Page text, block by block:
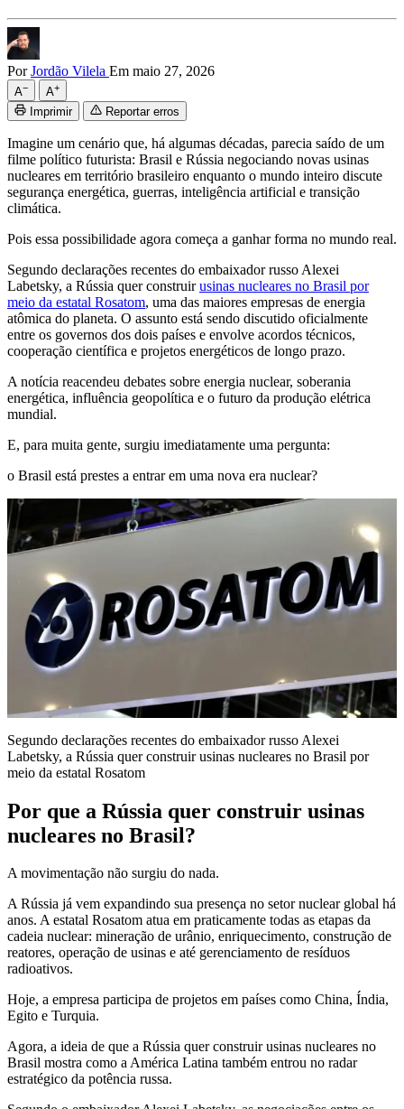
PorJordão Vilela Em maio 27, 2026
A− A+
Imprimir Reportar erros
Imagine um cenário que, há algumas décadas, parecia saído de um
filme político futurista: Brasil e Rússia negociando novas usinas
nucleares em território brasileiro enquanto o mundo inteiro discute
segurança energética, guerras, inteligência artificial e transição
climática.
Pois essa possibilidade agora começa a ganhar forma no mundo real.
Segundo declarações recentes do embaixador russo Alexei
Labetsky, a Rússia quer construirusinas nucleares no Brasil por
meio da estatal Rosatom, uma das maiores empresas de energia
atômica do planeta. O assunto está sendo discutido oficialmente
entre os governos dos dois países e envolve acordos técnicos,
cooperação científica e projetos energéticos de longo prazo.
A notícia reacendeu debates sobre energia nuclear, soberania
energética, influência geopolítica e o futuro da produção elétrica
mundial.
E, para muita gente, surgiu imediatamente uma pergunta:
o Brasil está prestes a entrar em uma nova era nuclear?
Segundo declarações recentes do embaixador russo Alexei
Labetsky, a Rússia quer construir usinas nucleares no Brasil por
meio da estatal Rosatom
Por que a Rússia quer construir usinas
nucleares no Brasil?
A movimentação não surgiu do nada.
A Rússia já vem expandindo sua presença no setor nuclear global há
anos. A estatal Rosatom atua em praticamente todas as etapas da
cadeia nuclear: mineração de urânio, enriquecimento, construção de
reatores, operação de usinas e até gerenciamento de resíduos
radioativos.
Hoje, a empresa participa de projetos em países como China, Índia,
Egito e Turquia.
Agora, a ideia de que a Rússia quer construir usinas nucleares no
Brasil mostra como a América Latina também entrou no radar
estratégico da potência russa.